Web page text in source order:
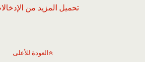
تحميل المزيد من
العودة للأعلى